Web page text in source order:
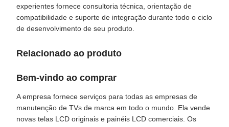
experientes fornece consultoria técnica, orientação de
compatibilidade e suporte de integração durante todo o ciclo
de desenvolvimento de seu produto.
Relacionado ao produto
Bem-vindo ao comprar
A empresa fornece serviços para todas as empresas de
manutenção de TVs de marca em todo o mundo. Ela vende
novas telas LCD originais e painéis LCD comerciais. Os